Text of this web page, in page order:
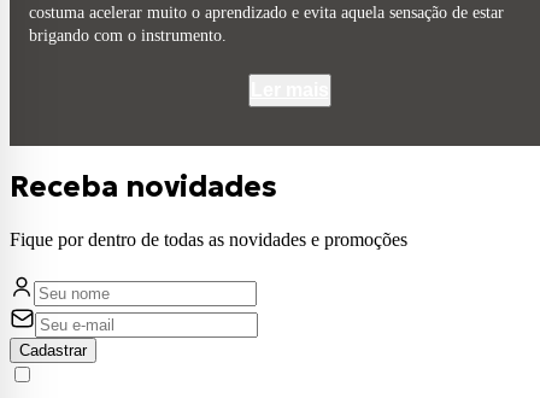
costuma acelerar muito o aprendizado e evita aquela sensação de estar
brigando com o instrumento.
Modelos mais populares: Stratocaster, Les Paul e Telecaster
Single coil entrega som mais limpo e definido
Humbucker tem som mais encorpado e menos ruído
Madeira influencia peso, sustain e resposta sonora
O que é uma guitarra elétrica e como ela funciona?
A guitarra elétrica utiliza captadores magnéticos para captar a vibração das
Receba novidades
Fique por dentro de todas as novidades e promoções
Cadastrar